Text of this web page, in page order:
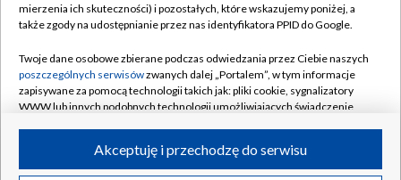
Oferta Handlowa
Emisja w TVP
Rada Programowa
Ogłoszenia przetargowe
Akademia Telewizyjna
Biuro reklamy
Kanały
©2026 Telewizja Polska Spółka Akcyjna w likwidacji
mierzenia ich skuteczności) i pozostałych, które wskazujemy poniżej, a
także zgody na udostępnianie przez nas identyfikatora PPID do Google.
Twoje dane osobowe zbierane podczas odwiedzania przez Ciebie naszych
poszczególnych serwisówzwanych dalej „Portalem”, w tym informacje
zapisywane za pomocą technologii takich jak: pliki cookie, sygnalizatory
WWW lub innych podobnych technologii umożliwiających świadczenie
ruchu w Internecie.Akceptuję i przechodzę do serwisu